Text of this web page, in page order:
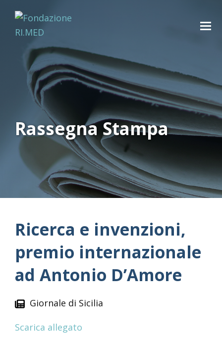
Rassegna Stampa
Ricerca e invenzioni,
premio internazionale
ad Antonio D’Amore
Giornale di Sicilia
Scarica allegato